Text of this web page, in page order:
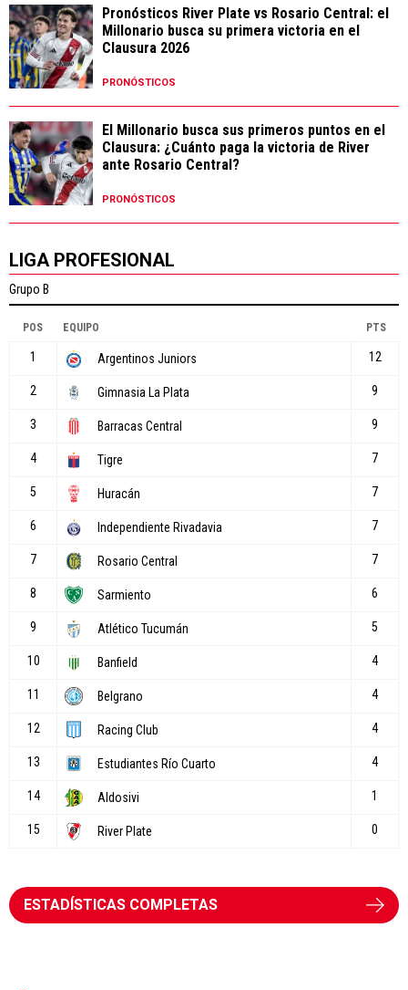
Pronósticos River Plate vs Rosario Central: el
Millonario busca su primera victoria en el
Clausura 2026
PRONÓSTICOS
El Millonario busca sus primeros puntos en el
Clausura: ¿Cuánto paga la victoria de River
ante Rosario Central?
PRONÓSTICOS
LIGA PROFESIONAL
ESTADÍSTICAS COMPLETAS